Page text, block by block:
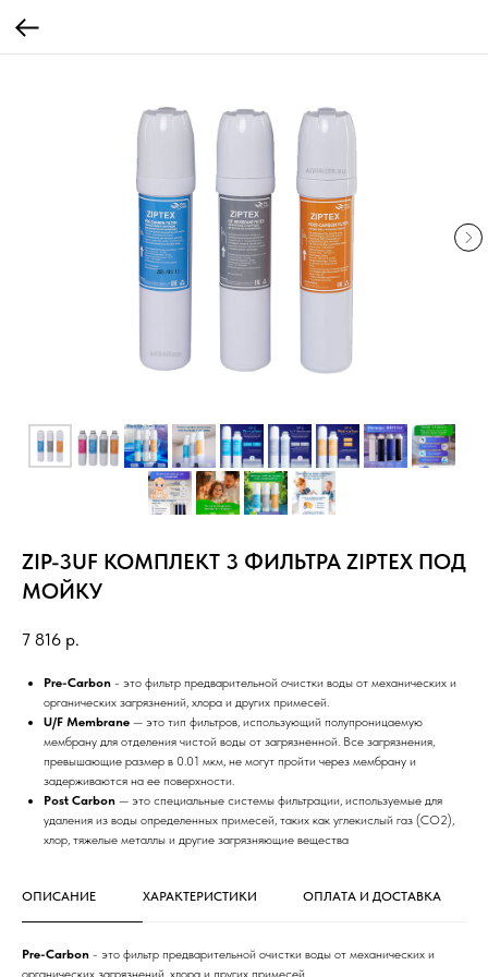
ZIP-3UF КОМПЛЕКТ 3 ФИЛЬТРА ZIPTEX ПОД
МОЙКУ
7 816 р.
Pre-Carbon - это фильтр предварительной очистки воды от механических и
органических загрязнений, хлора и других примесей.
U/F Membrane — это тип фильтров, использующий полупроницаемую
мембрану для отделения чистой воды от загрязненной. Все загрязнения,
превышающие размер в 0.01 мкм, не могут пройти через мембрану и
задерживаются на ее поверхности.
Post Carbon — это специальные системы фильтрации, используемые для
удаления из воды определенных примесей, таких как углекислый газ (CO2),
хлор, тяжелые металлы и другие загрязняющие вещества
ОПИСАНИЕ ХАРАКТЕРИСТИКИ ОПЛАТА И ДОСТАВКА
Pre-Carbon - это фильтр предварительной очистки воды от механических и
органических загрязнений, хлора и других примесей.